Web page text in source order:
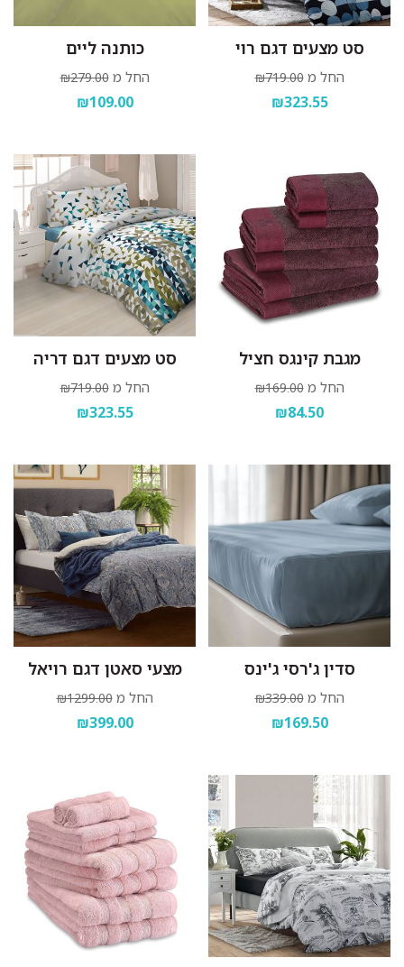
סט מצעים דגם רוי
החל מ ₪719.00
₪323.55
כותנה ליים
החל מ ₪279.00
₪109.00
מגבת קינגס חציל
החל מ ₪169.00
₪84.50
סט מצעים דגם דריה
החל מ ₪719.00
₪323.55
סדין ג'רסי ג'ינס
החל מ ₪339.00
₪169.50
מצעי סאטן דגם רויאל
החל מ ₪1299.00
₪399.00